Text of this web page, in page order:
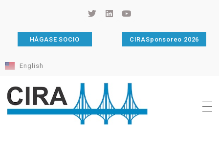
HÁGASE SOCIO CIRASponsoreo 2026
English